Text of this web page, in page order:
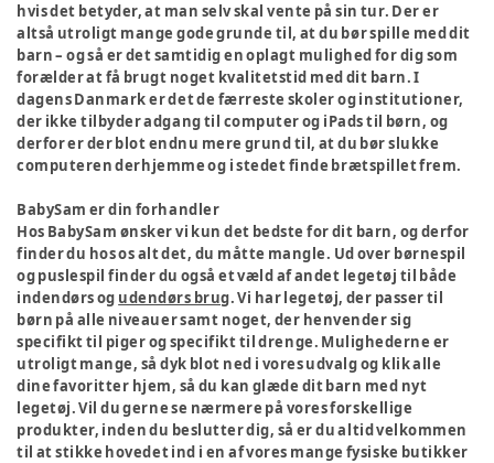
hvis det betyder, at man selv skal vente på sin tur. Der er
altså utroligt mange gode grunde til, at du bør spille med dit
barn – og så er det samtidig en oplagt mulighed for dig som
forælder at få brugt noget kvalitetstid med dit barn. I
dagens Danmark er det de færreste skoler og institutioner,
der ikke tilbyder adgang til computer og iPads til børn, og
derfor er der blot endnu mere grund til, at du bør slukke
computeren derhjemme og i stedet finde brætspillet frem.
BabySam er din forhandler
Hos BabySam ønsker vi kun det bedste for dit barn, og derfor
finder du hos os alt det, du måtte mangle. Ud over børnespil
og puslespil finder du også et væld af andet legetøj til både
indendørs og udendørs brug. Vi har legetøj, der passer til
børn på alle niveauer samt noget, der henvender sig
specifikt til piger og specifikt til drenge. Mulighederne er
utroligt mange, så dyk blot ned i vores udvalg og klik alle
dine favoritter hjem, så du kan glæde dit barn med nyt
legetøj. Vil du gerne se nærmere på vores forskellige
produkter, inden du beslutter dig, så er du altid velkommen
til at stikke hovedet ind i en af vores mange fysiske butikker